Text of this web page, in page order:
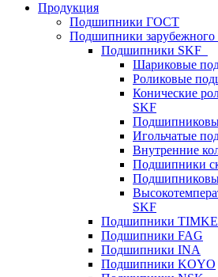
Продукция
Подшипники ГОСТ
Подшипники зарубежного
Подшипники SKF
Шариковые
Роликовые
Конические
SKF
Игольчатые
Внутренние
Подшипники
SKF
Подшипники
Подшипники FAG
Подшипники INA
Подшипники KOYO